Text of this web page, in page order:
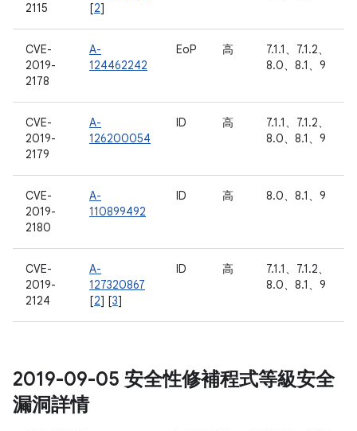
2115
[2]
CVE-
2019-
2178
A-
124462242
EoP 高
7.1.1、7.1.2、
8.0、8.1、9
CVE-
2019-
2179
A-
126200054
ID 高
7.1.1、7.1.2、
8.0、8.1、9
CVE-
2019-
2180
A-
110899492
ID 高 8.0、8.1、9
CVE-
2019-
2124
A-
127320867
[2] [3]
ID 高
7.1.1、7.1.2、
8.0、8.1、9
2019-09-05 安全性修補程式等級安全
漏洞詳情